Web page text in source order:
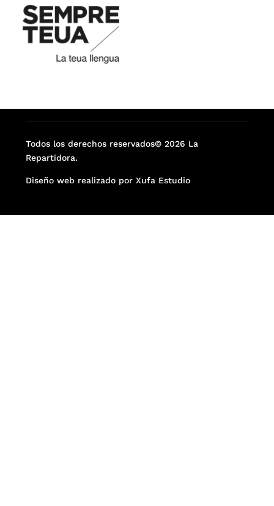
Todos los derechos reservados© 2026 La
Repartidora.
Diseño web realizado por Xufa Estudio